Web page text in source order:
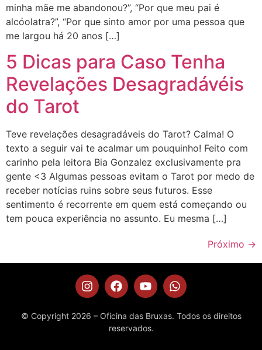
minha mãe me abandonou?”, “Por que meu pai é
alcóolatra?”, “Por que sinto amor por uma pessoa que
me largou há 20 anos […]
5 Dicas para Caso Tenha
Revelações Desagradávéis
do Tarot
Teve revelações desagradáveis do Tarot? Calma! O
texto a seguir vai te acalmar um pouquinho! Feito com
carinho pela leitora Bia Gonzalez exclusivamente pra
gente <3 Algumas pessoas evitam o Tarot por medo de
receber notícias ruins sobre seus futuros. Esse
sentimento é recorrente em quem está começando ou
tem pouca experiência no assunto. Eu mesma […]
Próximo →
© Copyright 2026 – Oficina das Bruxas. Todos os direitos
reservados.